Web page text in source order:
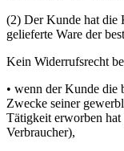
(2) Der Kunde hat die
gelieferte Ware der
Kein Widerrufsrecht
• wenn der Kunde die
Zwecke seiner
Tätigkeit erworben
Verbraucher),